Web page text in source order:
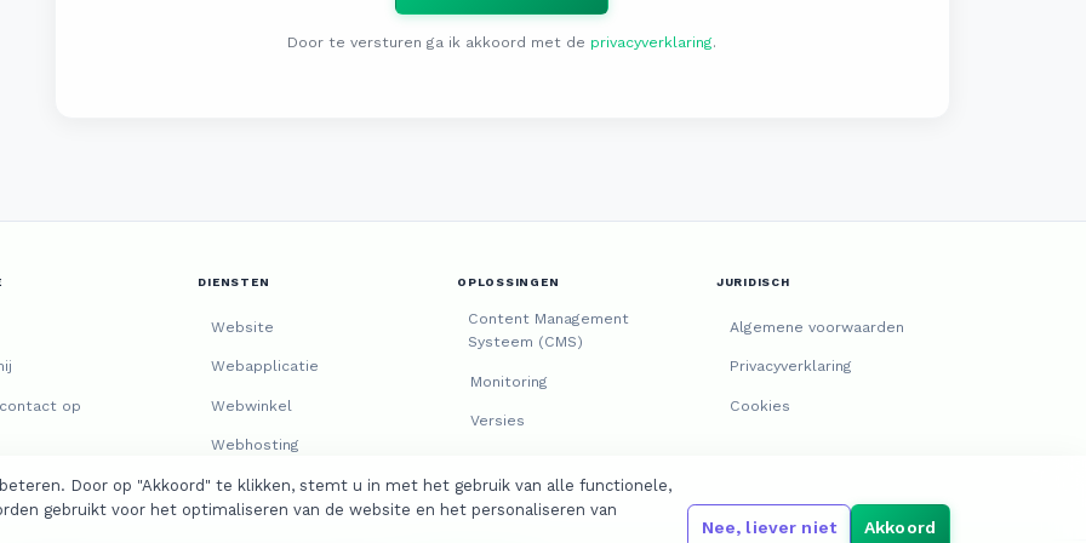
Door te versturen ga ik akkoord met de privacyverklaring.
op
DIENSTEN
Website
Webapplicatie
Webwinkel
Webhosting
OPLOSSINGEN
Content Management
Systeem (CMS)
Monitoring
Versies
JURIDISCH
Algemene voorwaarden
Privacyverklaring
Cookies
Door op "Akkoord" te klikken, stemt u in met het gebruik van alle functionele,
gebruikt voor het optimaliseren van de website en het personaliseren van
Nee, liever niet Akkoord